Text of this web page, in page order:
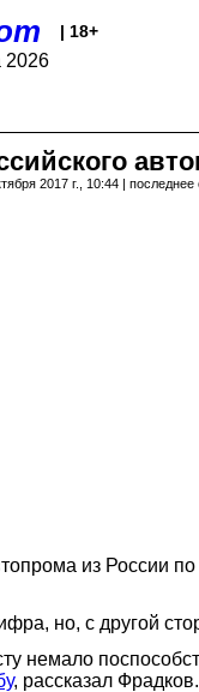
| 18+
2026
2017 г., 10:44 |
из России
но, с другой
немало
, рассказал Фрадков.